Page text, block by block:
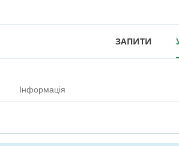
ЗАПИТИ
Інформація